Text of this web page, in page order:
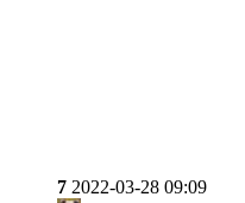
7 2022-03-28 09:09